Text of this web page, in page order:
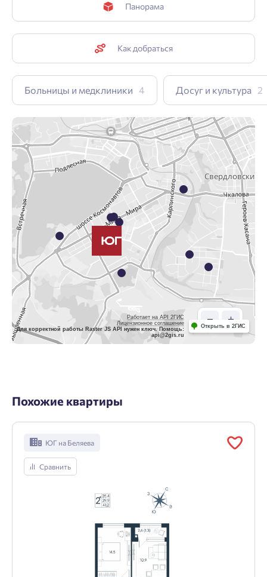
Панорама
Как добраться
Больницы и медклиники 4 Досуг и культура 2
Работает на API 2ГИС
Лицензионное соглашение
Для корректной работы Raster JS API нужен ключ. Помощь:
api@2gis.ru
Открыть в 2ГИС
Похожие квартиры
ЮГ на Беляева
Сравнить